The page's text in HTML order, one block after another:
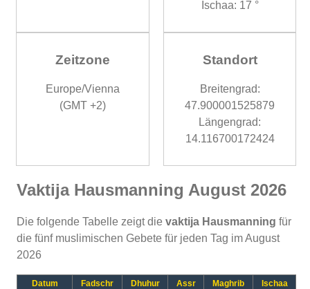
Ischaa: 17 °
Zeitzone
Europe/Vienna
(GMT +2)
Standort
Breitengrad:
47.900001525879
Längengrad:
14.116700172424
Vaktija Hausmanning August 2026
Die folgende Tabelle zeigt die vaktija Hausmanning für
die fünf muslimischen Gebete für jeden Tag im August
2026
Datum Fadschr Dhuhur Assr Maghrib
Ischaa